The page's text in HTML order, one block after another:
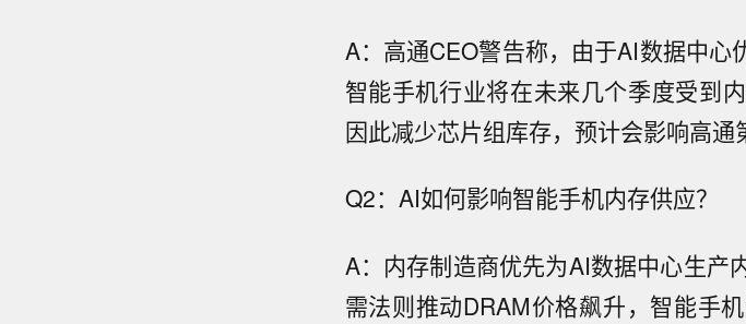
A：高通CEO警告称，由于AI数据中心
智能手机行业将在未来几个季度受到
因此减少芯片组库存，预计会影响高通
Q2：AI如何影响智能手机内存供应？
A：内存制造商优先为AI数据中心生产
需法则推动DRAM价格飙升，智能手